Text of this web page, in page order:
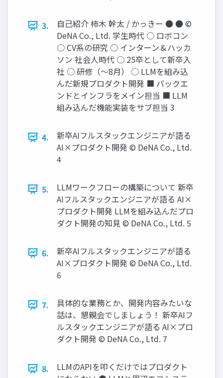
3.
自己紹介 柿木 幹太 / かっきー ● ● ©
DeNA Co., Ltd. 学生時代 ○ ロボコン
○ CV系の研究 ○ インターン＆ハッカ
ソン 社会人時代 ○ 25卒として新卒入
社 ○ 研修（〜8月） ○ LLMを組み込
んだ新規プロダクト開発 ■ バックエ
ンドとインフラをメイン担当 ■ LLM
組み込んだ機能実装をサブ担当 3
4.
新卒AIフルスタックエンジニアが語る
AI×プロダクト開発 © DeNA Co., Ltd.
4
5.
LLMワークフローの構築について 新卒
AIフルスタックエンジニアが語る AI×
プロダクト開発 LLMを組み込んだプロ
ダクト開発の知見 © DeNA Co., Ltd. 5
6.
新卒AIフルスタックエンジニアが語る
AI×プロダクト開発 © DeNA Co., Ltd.
6
7.
具体的な業務とか、開発内容みたいな
話は、懇親会でしましょう！ 新卒AIフ
ルスタックエンジニアが語る AI×プロ
ダクト開発 © DeNA Co., Ltd. 7
8.
LLMのAPIを叩くだけではプロダクト